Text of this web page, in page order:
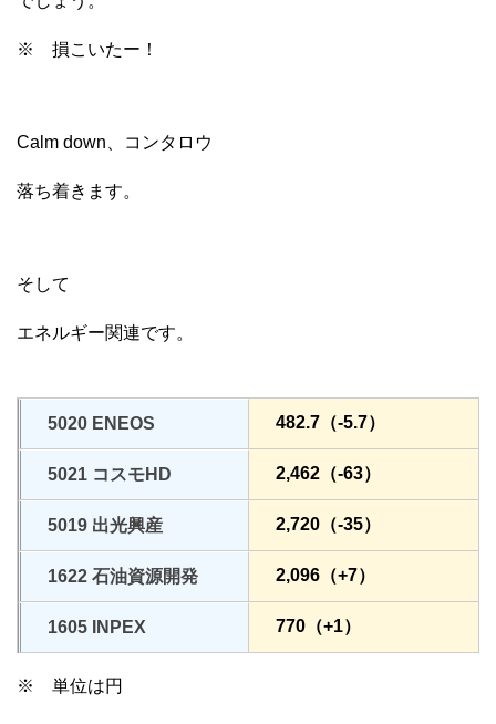
※ 損こいたー！
Calm down、コンタロウ
落ち着きます。
そして
エネルギー関連です。
5020 ENEOS 482.7（-5.7）
5021 コスモHD 2,462（-63）
5019 出光興産 2,720（-35）
1622 石油資源開発 2,096（+7）
1605 INPEX 770（+1）
※ 単位は円